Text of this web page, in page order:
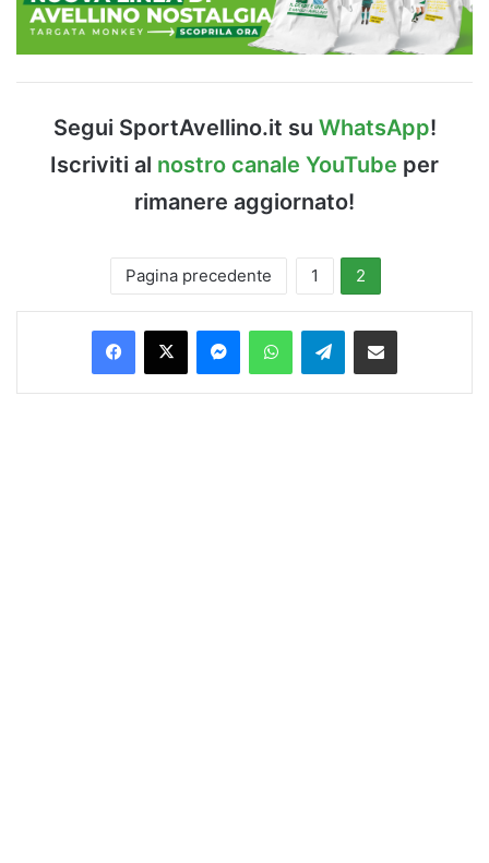
Segui SportAvellino.it su WhatsApp!
Iscriviti al nostro canale YouTube per
rimanere aggiornato!
Pagina precedente 1 2
Facebook
X MessengerWhatsAppTelegramCondividi via Email